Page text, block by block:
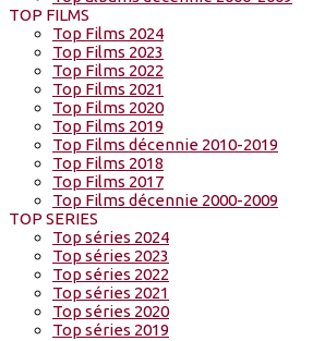
TOP FILMS
Top Films 2024
Top Films 2023
Top Films 2022
Top Films 2021
Top Films 2020
Top Films 2019
Top Films décennie 2010-2019
Top Films 2018
Top Films 2017
Top Films décennie 2000-2009
TOP SERIES
Top séries 2024
Top séries 2023
Top séries 2022
Top séries 2021
Top séries 2020
Top séries 2019